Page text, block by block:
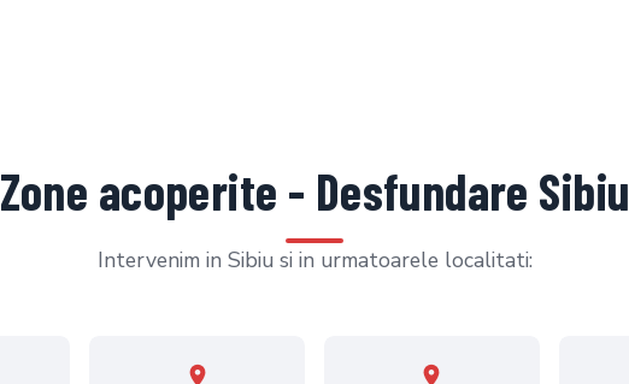
Zone acoperite - Desfundare Sibiu
Intervenim in Sibiu si in urmatoarele localitati: